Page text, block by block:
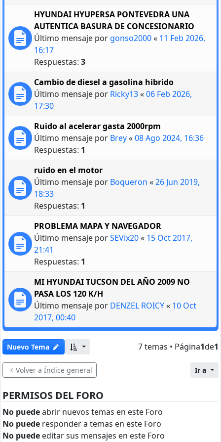
HYUNDAI HYUPERSA PONTEVEDRA UNA
AUTENTICA BASURA DE CONCESIONARIO
Último mensaje por gonso2000« 11 Feb 2026,
16:17
Respuestas: 3
Cambio de diesel a gasolina hibrido
Último mensaje por Ricky13«06 Feb 2026,
17:30
Ruido al acelerar gasta 2000rpm
Último mensaje por Brey«08 Ago 2024, 16:36
Respuestas: 1
ruido en el motor
Último mensaje por Boqueron «26 Jun 2019,
18:33
Respuestas: 1
PROBLEMA MAPA Y NAVEGADOR
Último mensaje porSEVix20« 15 Oct 2017,
21:41
Respuestas: 1
MI HYUNDAI TUCSON DEL AÑO 2009 NO
PASA LOS 120 K/H
Último mensaje por DENZEL ROICY« 10 Oct
2017, 00:40
Nuevo Tema 7 temas • Página1de1
Volver a Índice general Ir a
PERMISOS DEL FORO
No puedeabrir nuevos temas en este Foro
No puede responder a temas en este Foro
No puede editar sus mensajes en este Foro